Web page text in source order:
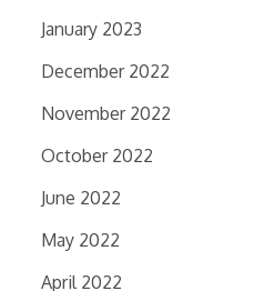
January 2023
December 2022
November 2022
October 2022
June 2022
May 2022
April 2022